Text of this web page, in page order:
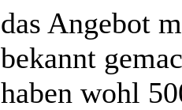
das Angebot
bekannt
haben wohl